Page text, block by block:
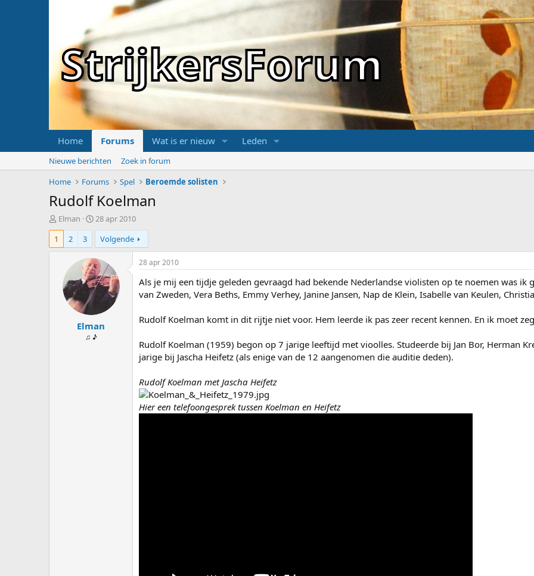
StrijkersForum
Home Forums Wat is er nieuw Leden
Nieuwe berichten
Zoek in forum
Home
Forums Spel Beroemde solisten
Rudolf Koelman
T
o
i
Elman
S
t
r
t
d
a
t
m
28 apr 2010
1
2 3 Volgende
Elman
♫ ♪
28 apr 2010
Als je mij een tijdje geleden gevraagd had bekende Nederlandse violisten op te noemen was ik
van Zweden, Vera Beths, Emmy Verhey, Janine Jansen, Nap de Klein, Isabelle van Keulen,
Rudolf Koelman komt in dit rijtje niet voor. Hem leerde ik pas zeer recent kennen. En ik moet
Rudolf Koelman (1959) begon op 7 jarige leeftijd met vioolles. Studeerde bij Jan Bor, Herman
jarige bij Jascha Heifetz (als enige van de 12 aangenomen die auditie deden).
Rudolf Koelman met Jascha Heifetz
Hier een telefoongesprek tussen Koelman en Heifetz